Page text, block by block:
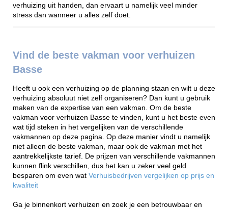
verhuizing uit handen, dan ervaart u namelijk veel minder
stress dan wanneer u alles zelf doet.
Vind de beste vakman voor verhuizen
Basse
Heeft u ook een verhuizing op de planning staan en wilt u deze
verhuizing absoluut niet zelf organiseren? Dan kunt u gebruik
maken van de expertise van een vakman. Om de beste
vakman voor verhuizen Basse te vinden, kunt u het beste even
wat tijd steken in het vergelijken van de verschillende
vakmannen op deze pagina. Op deze manier vindt u namelijk
niet alleen de beste vakman, maar ook de vakman met het
aantrekkelijkste tarief. De prijzen van verschillende vakmannen
kunnen flink verschillen, dus het kan u zeker veel geld
besparen om even wat Verhuisbedrijven vergelijken op prijs en
kwaliteit
Ga je binnenkort verhuizen en zoek je een betrouwbaar en